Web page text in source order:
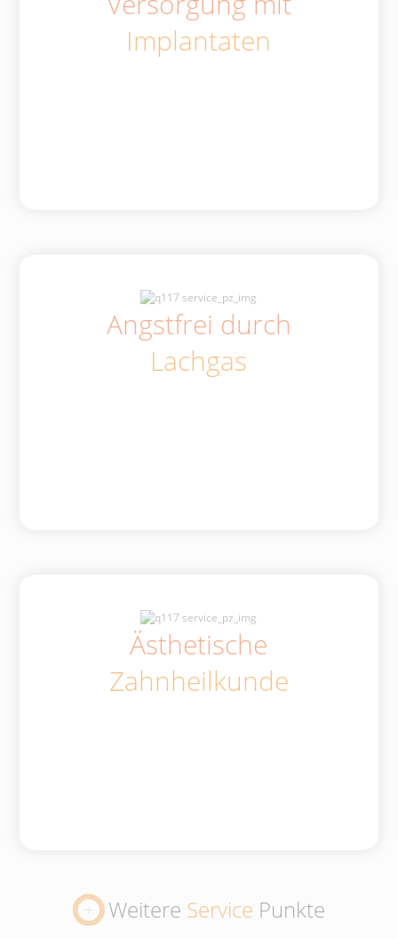
Implantaten
Angstfrei durch
Lachgas
Ästhetische
Zahnheilkunde
Weitere Service Punkte